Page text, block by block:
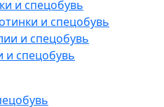
и спецобувь
и спецобувь
и спецобувь
и спецобувь